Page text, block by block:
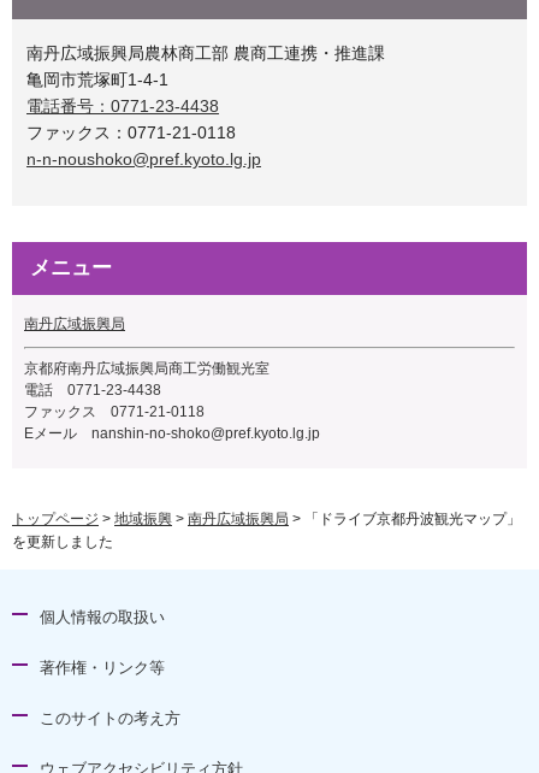
南丹広域振興局農林商工部 農商工連携・推進課
亀岡市荒塚町1-4-1
電話番号：0771-23-4438
ファックス：0771-21-0118
n-n-noushoko@pref.kyoto.lg.jp
メニュー
南丹広域振興局
京都府南丹広域振興局商工労働観光室
電話 0771-23-4438
ファックス 0771-21-0118
Eメール nanshin-no-shoko@pref.kyoto.lg.jp
トップページ > 地域振興 > 南丹広域振興局 > 「ドライブ京都丹波観光マップ」
を更新しました
個人情報の取扱い
著作権・リンク等
このサイトの考え方
ウェブアクセシビリティ方針